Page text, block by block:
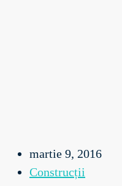
martie 9, 2016
Construcții